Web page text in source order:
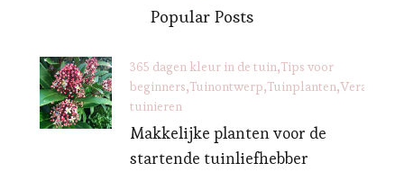
Popular Posts
365 dagen kleur in de tuin Tips voor
beginners Tuinontwerp Tuinplanten
tuinieren
Makkelijke planten voor de
startende tuinliefhebber